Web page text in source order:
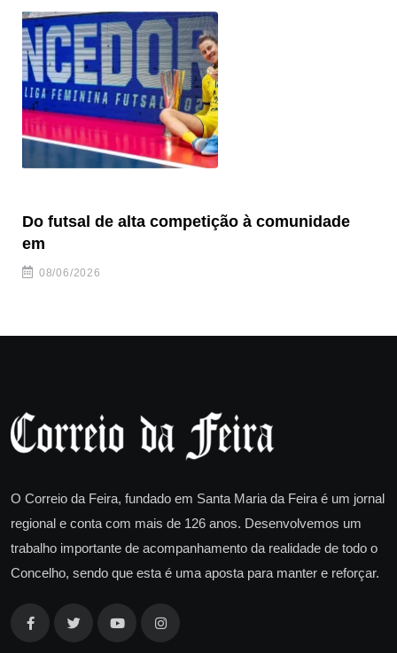
Do futsal de alta competição à comunidade
em
08/06/2026
O Correio da Feira, fundado em Santa Maria da Feira é um jornal
regional e conta com mais de 126 anos. Desenvolvemos um
trabalho importante de acompanhamento da realidade de todo o
Concelho, sendo que esta é uma aposta para manter e reforçar.